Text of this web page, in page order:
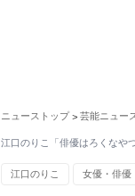
ニューストップ > 芸能ニュー
江口のりこ「俳優はろくなや
江口のりこ 女優・俳優